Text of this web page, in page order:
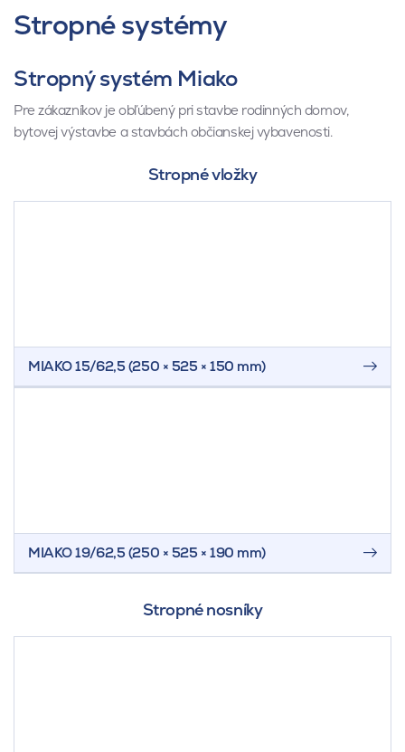
Stropné systémy
Stropný systém Miako
Pre zákazníkov je obľúbený pri stavbe rodinných domov,
bytovej výstavbe a stavbách občianskej vybavenosti.
spojenú jednoduchú montáž bez použitia techniky
Stropné vložky
MIAKO 15/62,5 (250 × 525 × 150 mm)
MIAKO 19/62,5 (250 × 525 × 190 mm)
Stropné nosníky